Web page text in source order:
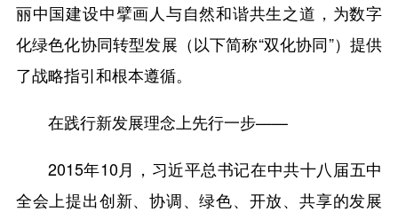
丽中国建设中擘画人与自然和谐共生之道，为数字
化绿色化协同转型发展（以下简称“双化协同”）提供
了战略指引和根本遵循。
在践行新发展理念上先行一步——
2015年10月，习近平总书记在中共十八届五中
全会上提出创新、协调、绿色、开放、共享的发展